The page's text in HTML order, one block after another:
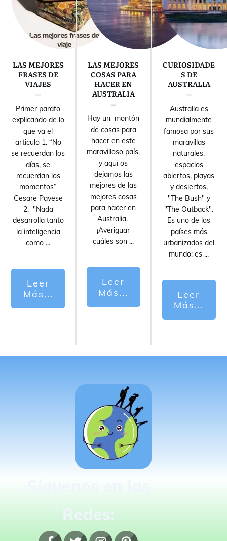
LAS MEJORES
FRASES DE
VIAJES
Primer parafo
explicando de lo
que va el
articulo 1. “No
se recuerdan los
días, se
recuerdan los
momentos”
Cesare Pavese
2. "Nada
desarrolla tanto
la inteligencia
como ...
Leer
Más...
LAS MEJORES
COSAS PARA
HACER EN
AUSTRALIA
Hay un montón
de cosas para
hacer en este
maravilloso país,
y aquí os
dejamos las
mejores de las
mejores cosas
para hacer en
Australia.
¡Averiguar
cuáles son ...
Leer
Más...
CURIOSIDADE
S DE
AUSTRALIA
Australia es
mundialmente
famosa por sus
maravillas
naturales,
espacios
abiertos, playas
y desiertos,
"The Bush" y
"The Outback".
Es uno de los
países más
urbanizados del
mundo; es ...
Leer
Más...
Redes: